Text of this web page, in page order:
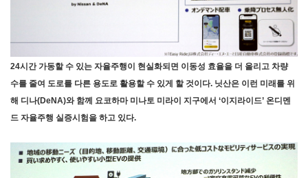
24시간 가동할 수 있는 자율주행이 현실화되면 이동성 효율을 더 올리고 차량
수를 줄여 도로를 다른 용도로 활용할 수 있게 할 것이다. 닛산은 이런 미래를 위
해 디나(DeNA)와 함께 요코하마 미나토 미라이 지구에서 ‘이지라이드’ 온디멘
드 자율주행 실증시험을 하고 있다.